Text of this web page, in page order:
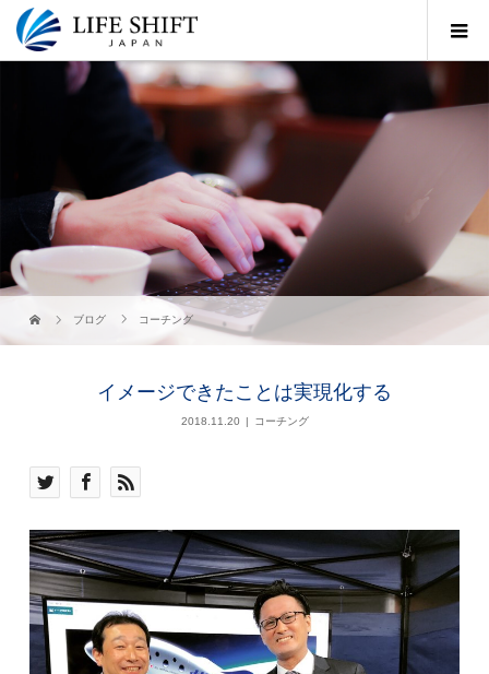
ブログ コーチング
イメージできたことは実現化する
2018.11.20 コーチング